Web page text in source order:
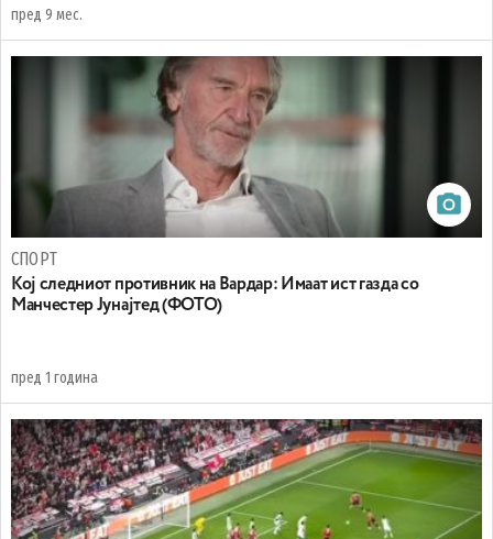
пред 9 мес.
СПОРТ
Koj следниот противник на Вардар: Имаат ист газда со
Манчестер Јунајтед (ФОТО)
пред 1 година